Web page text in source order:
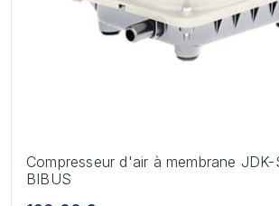
Compresseur d'air à membrane
BIBUS